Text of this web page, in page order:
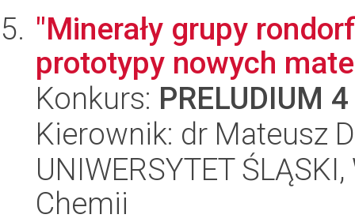
"Minerały grupy
prototypy nowych
Konkurs: PRELUDIUM 4
Kierownik: dr Mateusz
UNIWERSYTET
Chemii